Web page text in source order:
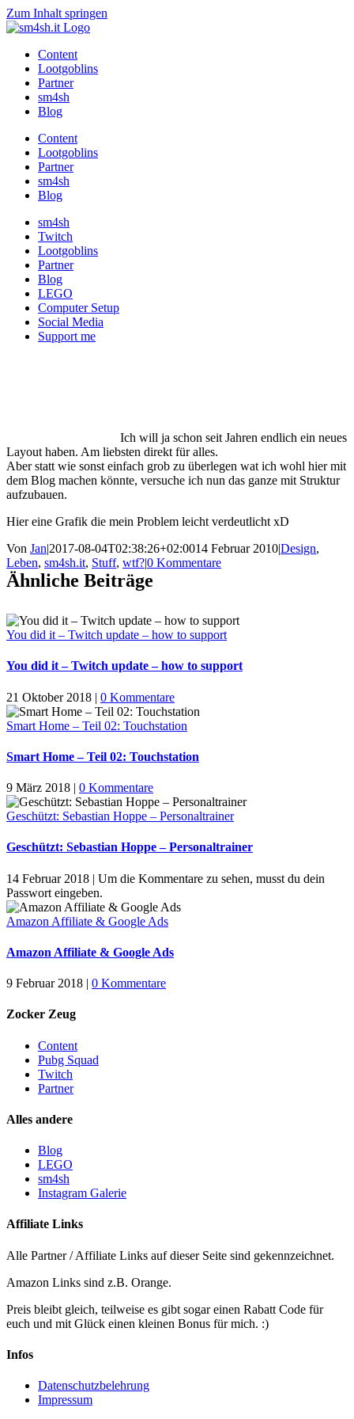
Zum Inhalt springen
Content
Lootgoblins
Partner
sm4sh
Blog
Content
Lootgoblins
Partner
sm4sh
Blog
sm4sh
Twitch
Lootgoblins
Partner
Blog
LEGO
Computer Setup
Social Media
Support me
Ich will ja schon seit Jahren endlich ein neues
Layout haben. Am liebsten direkt für alles.
Aber statt wie sonst einfach grob zu überlegen wat ich wohl hier mit
dem Blog machen könnte, versuche ich nun das ganze mit Struktur
aufzubauen.
Hier eine Grafik die mein Problem leicht verdeutlicht xD
Von Jan|2017-08-04T02:38:26+02:0014 Februar 2010|Design,
Leben, sm4sh.it, Stuff, wtf?|0 Kommentare
Ähnliche Beiträge
You did it – Twitch update – how to support
You did it – Twitch update – how to support
21 Oktober 2018 | 0 Kommentare
Smart Home – Teil 02: Touchstation
Smart Home – Teil 02: Touchstation
9 März 2018 | 0 Kommentare
Geschützt: Sebastian Hoppe – Personaltrainer
Geschützt: Sebastian Hoppe – Personaltrainer
14 Februar 2018 | Um die Kommentare zu sehen, musst du dein
Passwort eingeben.
Amazon Affiliate & Google Ads
Amazon Affiliate & Google Ads
9 Februar 2018 | 0 Kommentare
Zocker Zeug
Content
Pubg Squad
Twitch
Partner
Alles andere
Blog
LEGO
sm4sh
Instagram Galerie
Affiliate Links
Alle Partner / Affiliate Links auf dieser Seite sind gekennzeichnet.
Amazon Links sind z.B. Orange.
Preis bleibt gleich, teilweise es gibt sogar einen Rabatt Code für
euch und mit Glück einen kleinen Bonus für mich. :)
Infos
Datenschutzbelehrung
Impressum